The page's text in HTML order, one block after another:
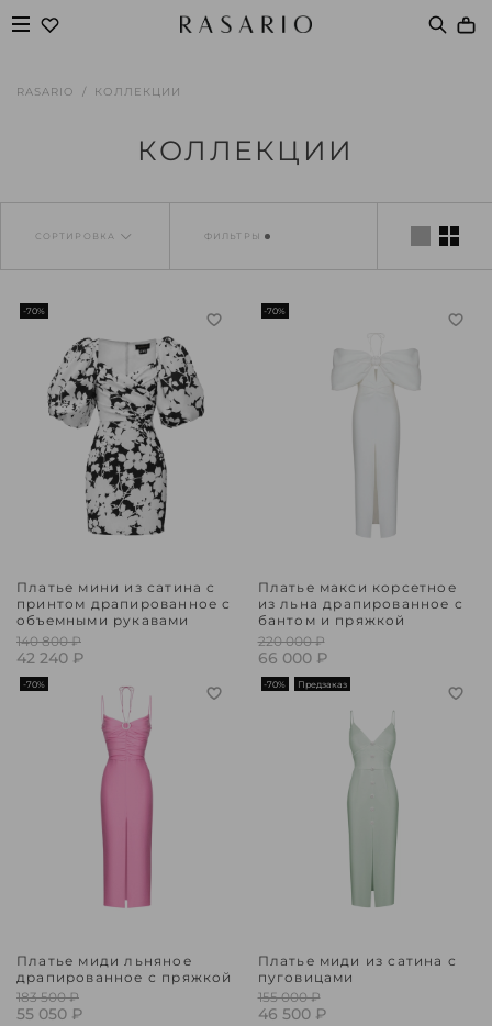
RASARIO КОЛЛЕКЦИИ
КОЛЛЕКЦИИ
СОРТИРОВКА ФИЛЬТРЫ
-70%
Платье мини из сатина с
принтом драпированное с
объемными рукавами
140 800 ₽
42 240 ₽
-70%
Платье макси корсетное
из льна драпированное с
бантом и пряжкой
220 000 ₽
66 000 ₽
-70%
Платье миди льняное
драпированное с пряжкой
183 500 ₽
55 050 ₽
-70% Предзаказ
Платье миди из сатина с
пуговицами
155 000 ₽
46 500 ₽